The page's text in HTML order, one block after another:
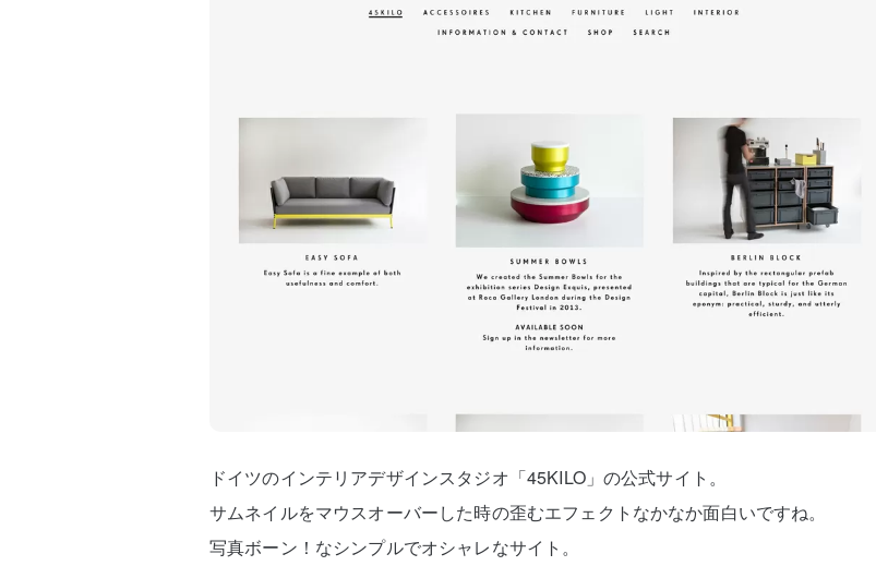
ドイツのインテリアデザインスタジオ「45KILO」の公式サイト。
サムネイルをマウスオーバーした時の歪むエフェクトなかなか面白いですね。
写真ボーン！なシンプルでオシャレなサイト。